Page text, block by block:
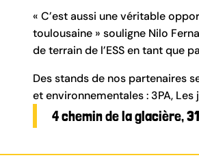
« C’est aussi une véritable
toulousaine » souligne Nilo
de terrain de l’ESS en tant que
Des stands de nos partenaires
et environnementales : 3PA,
4 chemin de la glacière,